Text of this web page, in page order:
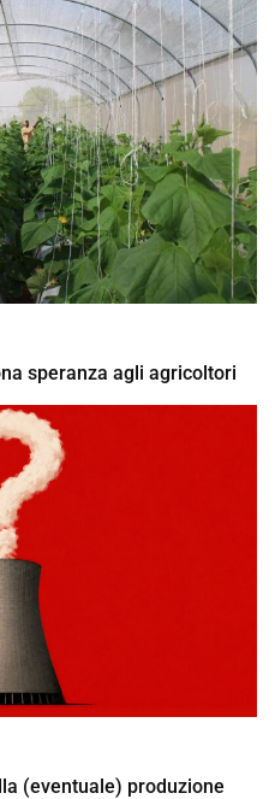
speranza agli agricoltori
(eventuale) produzione